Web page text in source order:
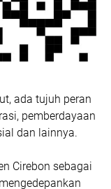
ada tujuh peran
pemberdayaan
dan lainnya.
Cirebon sebagai